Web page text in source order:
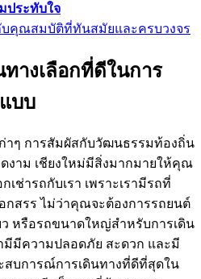
ประทับใจ
คุณสมบัติที่ทันสมัยและครบวงจร
ทางเลือกที่ดีในการ
บบ
ก่าๆ การสัมผัสกับวัฒนธรรมท้องถิ่น
งาม เชียงใหม่มีสิ่งมากมายให้คุณ
ช่ารถกับเรา เพราะเรามีรถที่
สรร ไม่ว่าคุณจะต้องการรถยนต์
ว หรือรถขนาดใหญ่สำหรับการเดิน
มีมีความปลอดภัย สะดวก และมี
บการณ์การเดินทางที่ดีที่สุดใน